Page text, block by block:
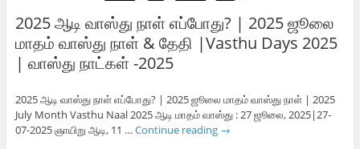
2025 ஆடி வாஸ்து நாள் எப்போது? | 2025 ஜூலை
மாதம் வாஸ்து நாள் & தேதி |Vasthu Days 2025
| வாஸ்து நாட்கள் -2025
2025 ஆடி வாஸ்து நாள் எப்போது? | 2025 ஜூலை மாதம் வாஸ்து நாள் | 2025
July Month Vasthu Naal 2025 ஆடி மாதம் வாஸ்து : 27 ஜூலை, 2025|27-
07-2025 ஞாயிறு ஆடி, 11 … Continue reading →